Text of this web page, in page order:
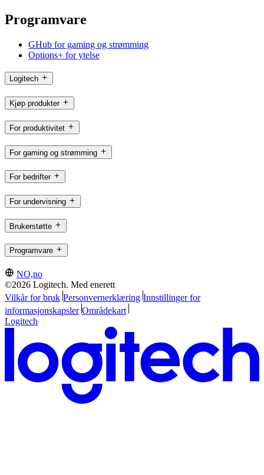
Programvare
GHub for gaming og strømming
Options+ for ytelse
Logitech
Kjøp produkter
For produktivitet
For gaming og strømming
For bedrifter
For undervisning
Brukerstøtte
Programvare
NO,no
©2026 Logitech. Med enerett
Vilkår for bruk Personvernerklæring Innstillinger for
informasjonskapsler Områdekart
Logitech